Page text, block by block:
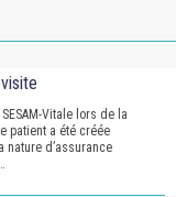
Vitale lors de la
patient a été créée
nature d’assurance